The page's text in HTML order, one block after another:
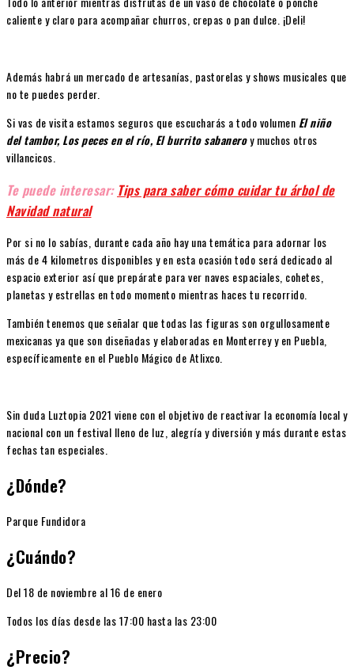
caliente y claro para acompañar churros, crepas o pan dulce. ¡Deli!
Además habrá un mercado de artesanías, pastorelas y shows musicales que
no te puedes perder.
Si vas de visita estamos seguros que escucharás a todo volumen El niño
del tambor, Los peces en el río, El burrito sabaneroy muchos otros
villancicos.
Te puede interesar: Tips para saber cómo cuidar tu árbol de
Navidad natural
Por si no lo sabías, durante cada año hay una temática para adornar los
más de 4 kilometros disponibles y en esta ocasión todo será dedicado al
espacio exterior así que prepárate para ver naves espaciales, cohetes,
planetas y estrellas en todo momento mientras haces tu recorrido.
También tenemos que señalar que todas las figuras son orgullosamente
mexicanas ya que son diseñadas y elaboradas en Monterrey y en Puebla,
específicamente en el Pueblo Mágico de Atlixco.
Sin duda Luztopia 2021 viene con el objetivo de reactivar la economía local y
nacional con un festival lleno de luz, alegría y diversión y más durante estas
fechas tan especiales.
¿Dónde?
Parque Fundidora
¿Cuándo?
Del 18 de noviembre al 16 de enero
Todos los días desde las 17:00 hasta las 23:00
¿Precio?